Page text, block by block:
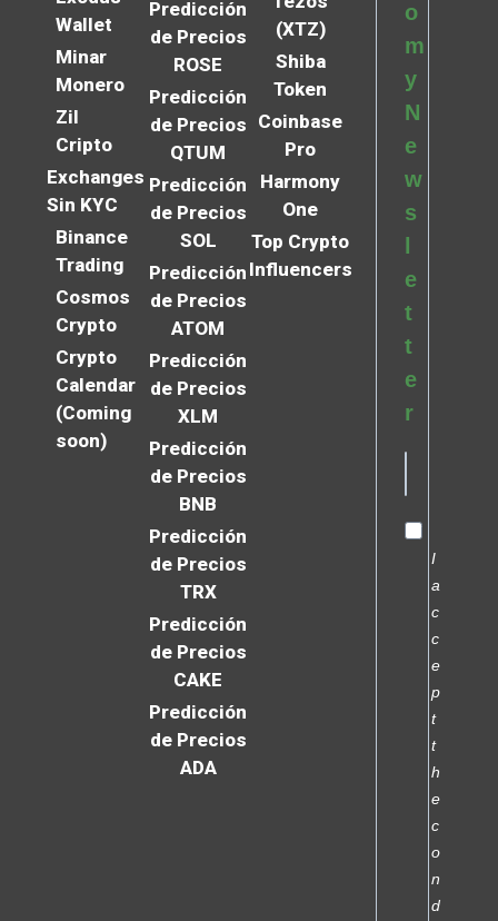
Wallet
Minar
Monero
Zil
Cripto
Exchanges
Sin KYC
Binance
Trading
Cosmos
Crypto
Crypto
Calendar
(Coming
soon)
Predicción
de Precios
ROSE
Predicción
de Precios
QTUM
Predicción
de Precios
SOL
Predicción
de Precios
ATOM
Predicción
de Precios
XLM
Predicción
de Precios
BNB
Predicción
de Precios
TRX
Predicción
de Precios
CAKE
Predicción
de Precios
ADA
(XTZ)
Shiba
Token
Coinbase
Pro
Harmony
One
Top Crypto
Influencers
o
m
y
N
e
w
s
e
t
t
e
r
I
a
c
c
e
p
t
t
h
e
c
o
n
d